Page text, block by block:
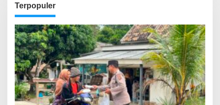
Terpopuler